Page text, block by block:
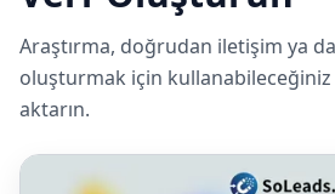
Araştırma, doğrudan iletişim ya
oluşturmak için kullanabileceğiniz
aktarın.